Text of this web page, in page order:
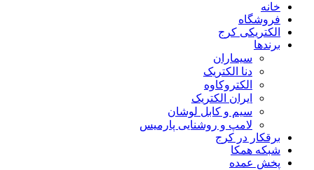
خانه
فروشگاه
الکتریکی کرج
برندها
سیماران
دنا الکتریک
الکتروکاوه
ایران الکتریک
سیم و کابل لوشان
لامپ و روشنایی پارمیس
برقکار در کرج
شبکه همکا
پخش عمده